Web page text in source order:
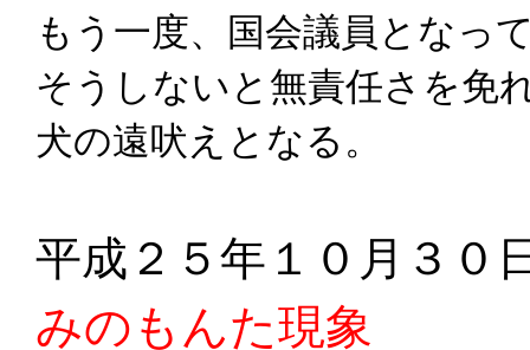
もう一度、国会議員となっ
そうしないと無責任さを免
犬の遠吠えとなる。
平成２５年１０月３０
みのもんた現象